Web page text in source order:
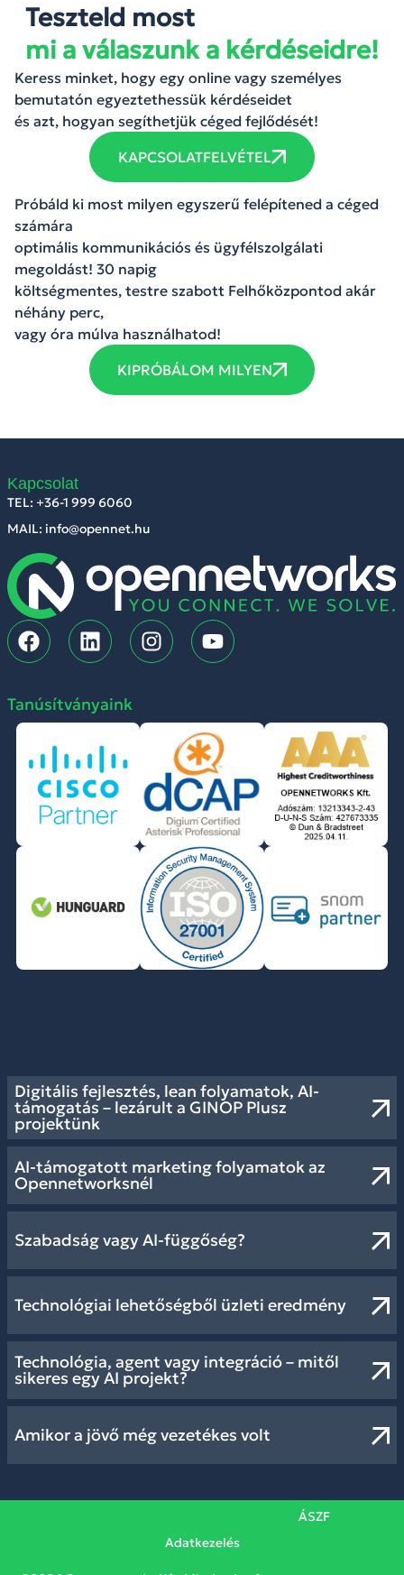
Teszteld most
mi a válaszunk a kérdéseidre!
Keress minket, hogy egy online vagy személyes
bemutatón egyeztethessük kérdéseidet
és azt, hogyan segíthetjük céged fejlődését!
KAPCSOLATFELVÉTEL
Próbáld ki most milyen egyszerű felépítened a céged
számára
optimális kommunikációs és ügyfélszolgálati
megoldást! 30 napig
költségmentes, testre szabott Felhőközpontod akár
néhány perc,
vagy óra múlva használhatod!
KIPRÓBÁLOM MILYEN
Digitális fejlesztés, lean folyamatok, AI-
támogatás – lezárult a GINOP Plusz
projektünk
AI-támogatott marketing folyamatok az
Opennetworksnél
Szabadság vagy AI-függőség?
Technológiai lehetőségből üzleti eredmény
Technológia, agent vagy integráció – mitől
sikeres egy AI projekt?
Amikor a jövő még vezetékes volt
Kapcsolat
TEL: +36-1 999 6060
MAIL: info@opennet.hu
Tanúsítványaink
ÁSZF
Adatkezelés